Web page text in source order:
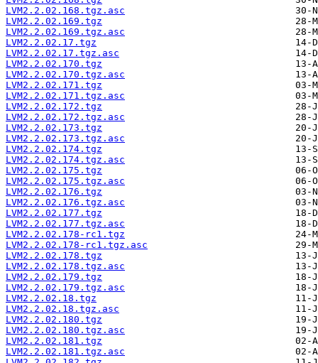
LVM2.2.02.168.tgz.asc
LVM2.2.02.169.tgz
LVM2.2.02.169.tgz.asc
LVM2.2.02.17.tgz
LVM2.2.02.17.tgz.asc
LVM2.2.02.170.tgz
LVM2.2.02.170.tgz.asc
LVM2.2.02.171.tgz
LVM2.2.02.171.tgz.asc
LVM2.2.02.172.tgz
LVM2.2.02.172.tgz.asc
LVM2.2.02.173.tgz
LVM2.2.02.173.tgz.asc
LVM2.2.02.174.tgz
LVM2.2.02.174.tgz.asc
LVM2.2.02.175.tgz
LVM2.2.02.175.tgz.asc
LVM2.2.02.176.tgz
LVM2.2.02.176.tgz.asc
LVM2.2.02.177.tgz
LVM2.2.02.177.tgz.asc
LVM2.2.02.178-rc1.tgz
LVM2.2.02.178-rc1.tgz.asc
LVM2.2.02.178.tgz
LVM2.2.02.178.tgz.asc
LVM2.2.02.179.tgz
LVM2.2.02.179.tgz.asc
LVM2.2.02.18.tgz
LVM2.2.02.18.tgz.asc
LVM2.2.02.180.tgz
LVM2.2.02.180.tgz.asc
LVM2.2.02.181.tgz
LVM2.2.02.181.tgz.asc